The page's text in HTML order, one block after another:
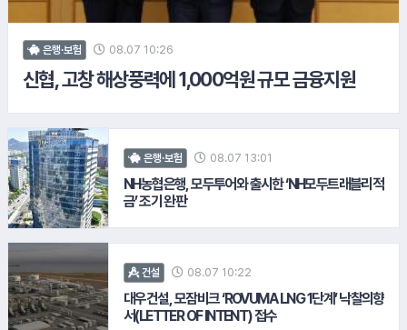
은행·보험 08.07 10:26
신협, 고창 해상풍력에 1,000억원 규모 금융지원
은행·보험 08.07 13:01
NH농협은행, 모두투어와 출시한 ‘NH모두트래블리적
금’ 조기 완판
건설 08.07 10:22
대우건설, 모잠비크 ‘ROVUMA LNG 1단계’ 낙찰의향
서(LETTER OF INTENT) 접수
9. 롯데손해보험